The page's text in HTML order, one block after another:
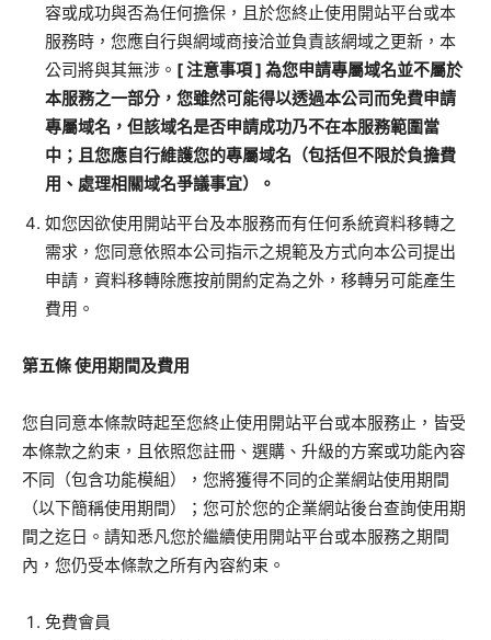
容或成功與否為任何擔保，且於您終止使用開站平台或本
服務時，您應自行與網域商接洽並負責該網域之更新，本
公司將與其無涉。 [注意事項] 為您申請專屬域名並不屬於
本服務之一部分，您雖然可能得以透過本公司而免費申請
專屬域名，但該域名是否申請成功乃不在本服務範圍當
中；且您應自行維護您的專屬域名（包括但不限於負擔費
用、處理相關域名爭議事宜）。
如您因欲使用開站平台及本服務而有任何系統資料移轉之
需求，您同意依照本公司指示之規範及方式向本公司提出
申請，資料移轉除應按前開約定為之外，移轉另可能產生
費用。
第五條使用期間及費用
您自同意本條款時起至您終止使用開站平台或本服務止，皆受
本條款之約束，且依照您註冊、選購、升級的方案或功能內容
不同（包含功能模組），您將獲得不同的企業網站使用期間
（以下簡稱使用期間）；您可於您的企業網站後台查詢使用期
間之迄日。請知悉凡您於繼續使用開站平台或本服務之期間
內，您仍受本條款之所有內容約束。
免費會員